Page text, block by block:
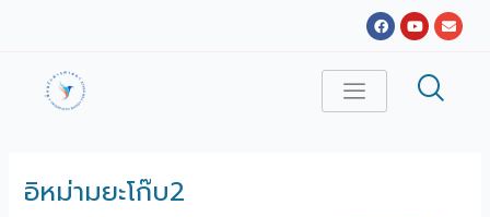
Facebook
Youtube
อิหม่ามยะโก๊บ2